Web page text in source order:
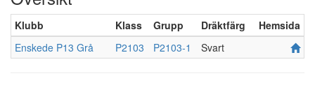
Klubb Klass Grupp Dräktfärg
Hemsida
Enskede P13 Grå
P2103 P2103-1 Svart